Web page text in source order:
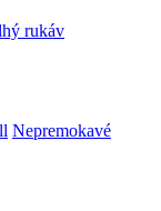
rukáv
Nepremokavé